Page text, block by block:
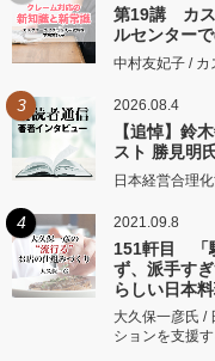
第19講 カス
ルセンター
中村友妃子 /
3 2026.08.4
【追悼】鈴
スト 勝見明氏
日本経営合理
4 2021.09.8
151軒目 「
ず、派手す
らしい日本料
大久保一彦氏 /
ションを支援